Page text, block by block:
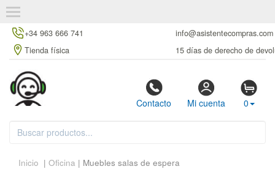
+34 963 666 741
info@asistentecompras.com
Tienda física
15 días de derecho de
Contacto Mi cuenta 0
Inicio | Oficina | Muebles salas de espera